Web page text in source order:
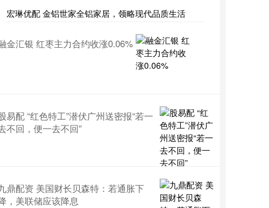
宏琳优配 金铝世家全铝家居，领略现代品质生活
金汇银 红枣主力合约收涨0.06%
易配 “红色特工”潜伏广州送密报“若一
不回，便一去不回”
鼎配资 美国财长贝森特：若通胀下
，美联储应该降息